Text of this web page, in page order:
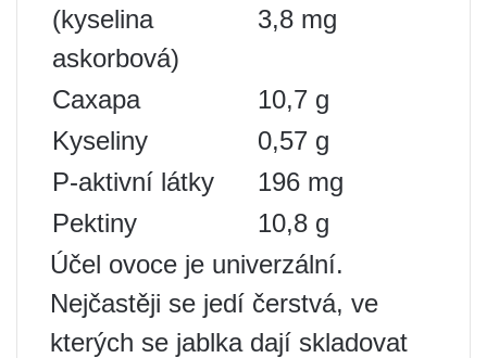
(kyselina
askorbová)
3,8 mg
Сахара
10,7 g
Kyseliny
0,57 g
P-aktivní látky
196 mg
Pektiny
10,8 g
Účel ovoce je univerzální.
Nejčastěji se jedí čerstvá, ve
kterých se jablka dají skladovat